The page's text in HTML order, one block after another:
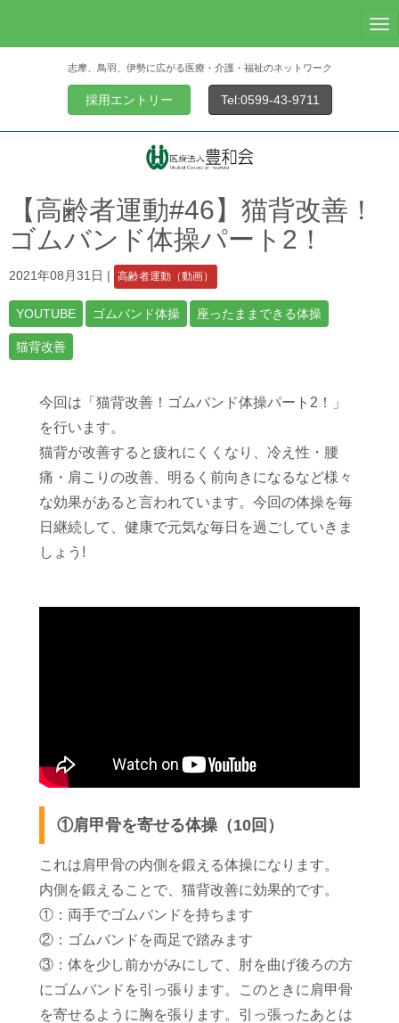
N
a
a
志摩、鳥羽、伊勢に広がる医療・介護・福祉のネットワーク
採用エントリー Tel:0599-43-9711
【高齢者運動#46】猫背改善！
ゴムバンド体操パート2！
2021年08月31日 高齢者運動（動画）
YOUTUBE ゴムバンド体操 座ったままできる体操
猫背改善
今回は「猫背改善！ゴムバンド体操パート2！」
を行います。
猫背が改善すると疲れにくくなり、冷え性・腰
痛・肩こりの改善、明るく前向きになるなど様々
な効果があると言われています。今回の体操を毎
日継続して、健康で元気な毎日を過ごしていきま
しょう!
①肩甲骨を寄せる体操（10回）
これは肩甲骨の内側を鍛える体操になります。
内側を鍛えることで、猫背改善に効果的です。
①：両手でゴムバンドを持ちます
②：ゴムバンドを両足で踏みます
③：体を少し前かがみにして、肘を曲げ後ろの方
にゴムバンドを引っ張ります。このときに肩甲骨
を寄せるように胸を張ります。引っ張ったあとは